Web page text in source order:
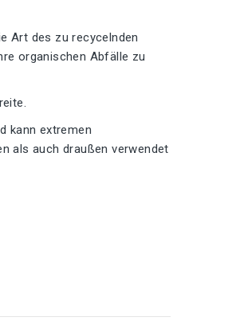
Art des zu recycelnden
organischen Abfälle zu
kann extremen
als auch draußen verwendet